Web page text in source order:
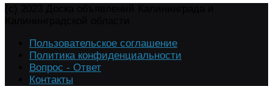
Пользовательское соглашение
Политика конфиденциальности
Вопрос - Ответ
Контакты